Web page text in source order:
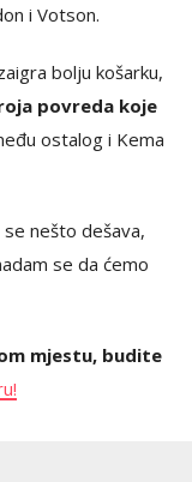
i Votson.
bolju košarku,
povreda koje
ostalog i Kema
nešto dešava,
se da ćemo
mjestu, budite